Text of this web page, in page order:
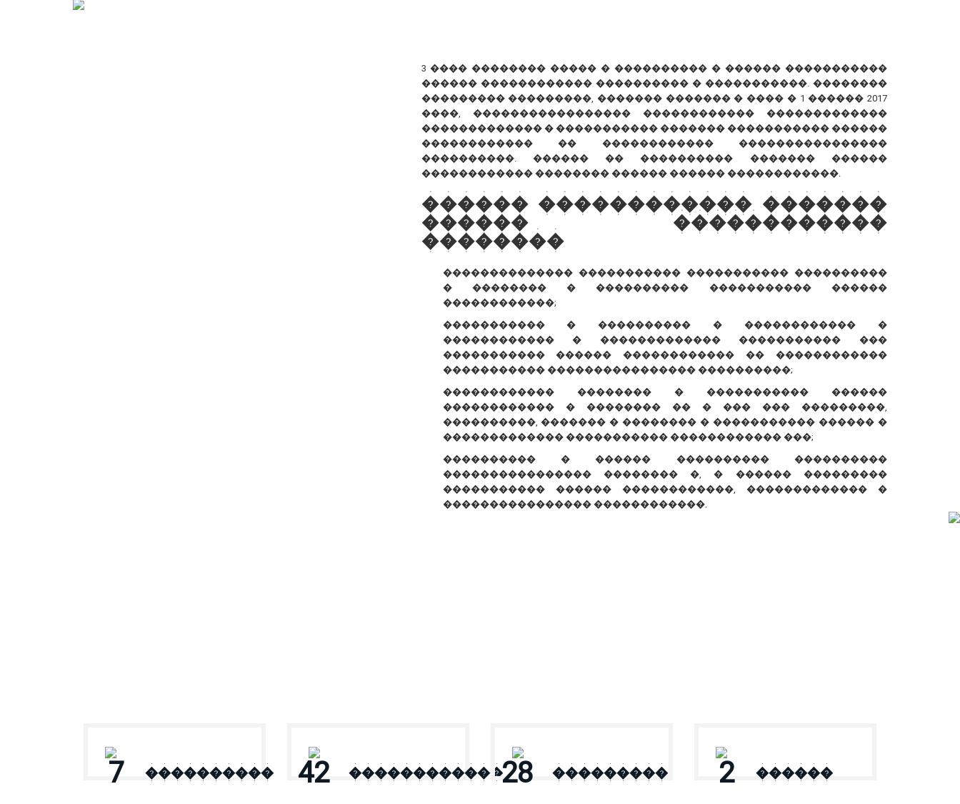
3 ���� �������� ����� � ���������� � ������ �����������
������ ������������ ���������� � �����������. ��������
��������� ���������, ������� ������� � ���� � 1 ������ 2017
����, ����������������� ������������ �������������
������������� � ����������� ������� ����������� ������
������������ �� ������������ ����������������
����������. ������ �� ���������� ������� ������
������������ �������� ������ ������ ������������.
������ ������������ �������
������ ������������
��������
�������������� ����������� ����������� ����������
� �������� � ���������� ����������� ������
������������;
����������� � ���������� � ������������ �
������������ � ������������� ����������� ���
����������� ������ ������������ �� ������������
����������� ���������������� ����������;
������������ �������� � ����������� ������
������������ � �������� �� � ��� ��� ���������,
����������, ������� � �������� � ����������� ������ �
������������� ����������� ������������ ���;
���������� � ������ ���������� ����������
���������������� �������� �, � ������ ���������
����������� ������ ������������, ������������� �
���������������� ������������.
7 ���������� 42 ������������28 ��������� 2 ������